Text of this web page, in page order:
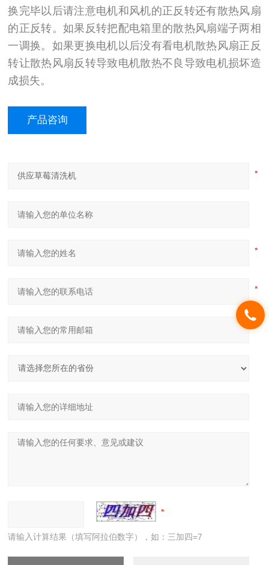
换完毕以后请注意电机和风机的正反转还有散热风扇
的正反转。如果反转把配电箱里的散热风扇端子两相
一调换。如果更换电机以后没有看电机散热风扇正反
转让散热风扇反转导致电机散热不良导致电机损坏造
成损失。
产品咨询
请输入计算结果（填写阿拉伯数字），如：三加四=7